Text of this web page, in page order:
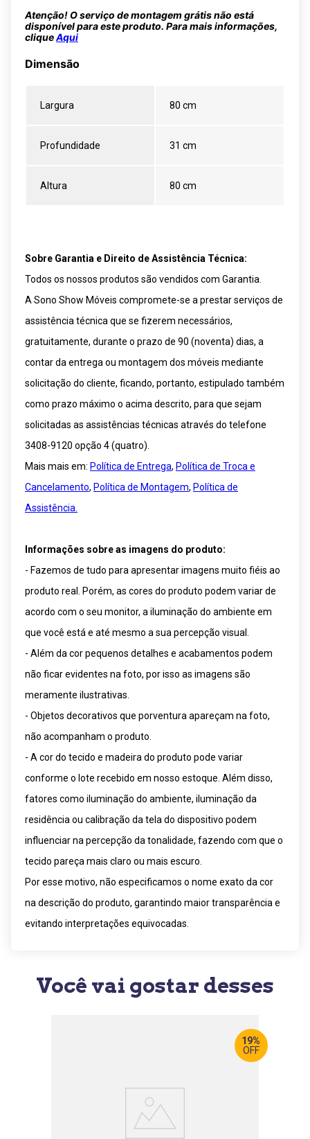
Atenção! O serviço de montagem grátis não está
disponível para este produto. Para mais informações,
cliqueAqui
Dimensão
Largura 80 cm
Profundidade 31 cm
Altura 80 cm
Sobre Garantia e Direito de Assistência Técnica:
Todos os nossos produtos são vendidos com Garantia.
A Sono Show Móveis compromete-se a prestar serviços de
assistência técnica que se fizerem necessários,
gratuitamente, durante o prazo de 90 (noventa) dias, a
contar da entrega ou montagem dos móveis mediante
solicitação do cliente, ficando, portanto, estipulado também
como prazo máximo o acima descrito, para que sejam
solicitadas as assistências técnicas através do telefone
3408-9120 opção 4 (quatro).
Mais mais em: Política de Entrega, Política de Troca e
Cancelamento, Política de Montagem, Política de
Assistência.
Informações sobre as imagens do produto:
- Fazemos de tudo para apresentar imagens muito fiéis ao
produto real. Porém, as cores do produto podem variar de
acordo com o seu monitor, a iluminação do ambiente em
que você está e até mesmo a sua percepção visual.
- Além da cor pequenos detalhes e acabamentos podem
não ficar evidentes na foto, por isso as imagens são
meramente ilustrativas.
- Objetos decorativos que porventura apareçam na foto,
não acompanham o produto.
- A cor do tecido e madeira do produto pode variar
conforme o lote recebido em nosso estoque. Além disso,
fatores como iluminação do ambiente, iluminação da
residência ou calibração da tela do dispositivo podem
influenciar na percepção da tonalidade, fazendo com que o
tecido pareça mais claro ou mais escuro.
Por esse motivo, não especificamos o nome exato da cor
na descrição do produto, garantindo maior transparência e
evitando interpretações equivocadas.
Você vai gostar desses
19%
OFF